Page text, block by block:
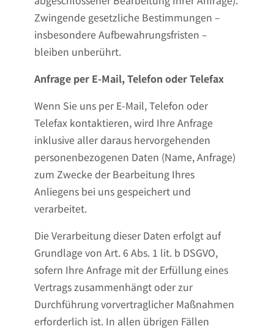
Zwingende gesetzliche Bestimmungen –
insbesondere Aufbewahrungsfristen –
bleiben unberührt.
Anfrage per E-Mail, Telefon oder Telefax
Wenn Sie uns per E-Mail, Telefon oder
Telefax kontaktieren, wird Ihre Anfrage
inklusive aller daraus hervorgehenden
personenbezogenen Daten (Name, Anfrage)
zum Zwecke der Bearbeitung Ihres
Anliegens bei uns gespeichert und
verarbeitet.
Die Verarbeitung dieser Daten erfolgt auf
Grundlage von Art. 6 Abs. 1 lit. b DSGVO,
sofern Ihre Anfrage mit der Erfüllung eines
Vertrags zusammenhängt oder zur
Durchführung vorvertraglicher Maßnahmen
erforderlich ist. In allen übrigen Fällen